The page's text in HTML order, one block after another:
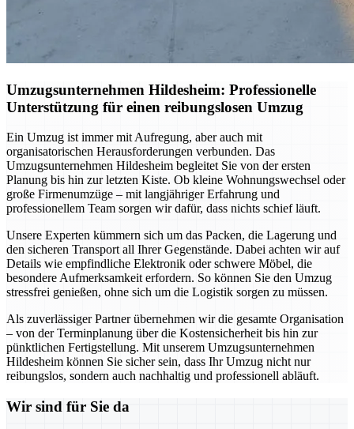
Umzugsunternehmen Hildesheim: Professionelle
Unterstützung für einen reibungslosen Umzug
Ein Umzug ist immer mit Aufregung, aber auch mit
organisatorischen Herausforderungen verbunden. Das
Umzugsunternehmen Hildesheim begleitet Sie von der ersten
Planung bis hin zur letzten Kiste. Ob kleine Wohnungswechsel oder
große Firmenumzüge – mit langjähriger Erfahrung und
professionellem Team sorgen wir dafür, dass nichts schief läuft.
Unsere Experten kümmern sich um das Packen, die Lagerung und
den sicheren Transport all Ihrer Gegenstände. Dabei achten wir auf
Details wie empfindliche Elektronik oder schwere Möbel, die
besondere Aufmerksamkeit erfordern. So können Sie den Umzug
stressfrei genießen, ohne sich um die Logistik sorgen zu müssen.
Als zuverlässiger Partner übernehmen wir die gesamte Organisation
– von der Terminplanung über die Kostensicherheit bis hin zur
pünktlichen Fertigstellung. Mit unserem Umzugsunternehmen
Hildesheim können Sie sicher sein, dass Ihr Umzug nicht nur
reibungslos, sondern auch nachhaltig und professionell abläuft.
Wir sind für Sie da